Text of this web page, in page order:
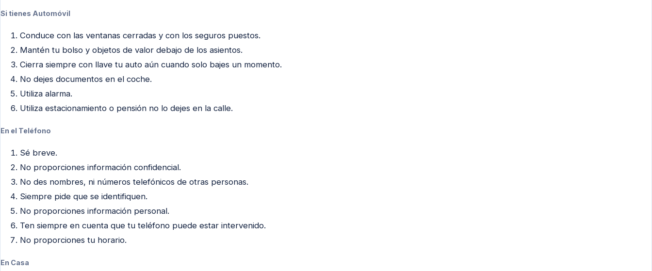
Si tienes Automóvil
Conduce con las ventanas cerradas y con los seguros puestos.
Mantén tu bolso y objetos de valor debajo de los asientos.
Cierra siempre con llave tu auto aún cuando solo bajes un momento.
No dejes documentos en el coche.
Utiliza alarma.
Utiliza estacionamiento o pensión no lo dejes en la calle.
En el Teléfono
Sé breve.
No proporciones información confidencial.
No des nombres, ni números telefónicos de otras personas.
Siempre pide que se identifiquen.
No proporciones información personal.
Ten siempre en cuenta que tu teléfono puede estar intervenido.
No proporciones tu horario.
En Casa